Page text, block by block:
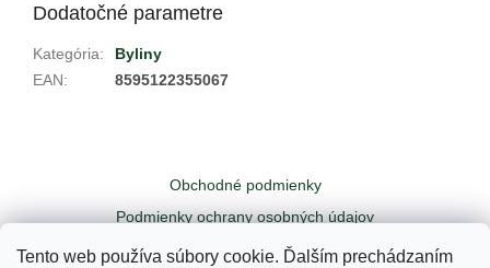
Tento web používa súbory cookie. Ďalším prechádzaním
Dodatočné parametre
Kategória:
Byliny
EAN: 8595122355067
ä
Obchodné podmienky
Podmienky ochrany osobných údajov
Odstúpiť od zmluvy tu
Kontakty